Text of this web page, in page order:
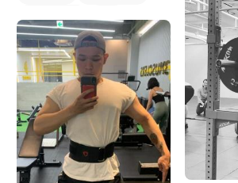
藝術照
抓拍
重訓教練
重訓課程